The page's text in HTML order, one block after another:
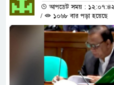
আপডেট সময় : ১২:০৭:৪২
/
১০৬৮ বার পড়া হয়েছে